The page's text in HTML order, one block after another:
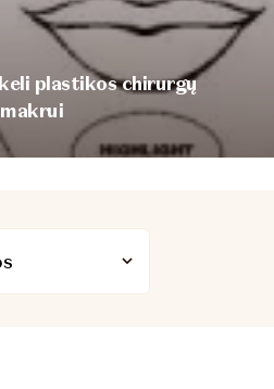
plastikos chirurgų